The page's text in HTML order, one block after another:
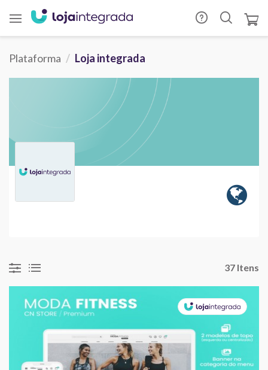
Plataforma Loja integrada
37 Itens